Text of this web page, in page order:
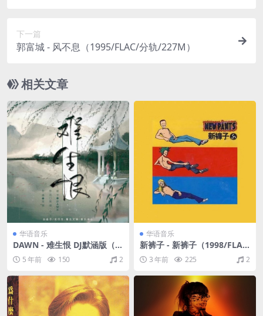
下一篇
郭富城 - 风不息（1995/FLAC/分轨/227M）
相关文章
华语音乐
DAWN - 难生恨 DJ默涵版（Fl
ac/29.9M）
5 年前 150 2
华语音乐
新裤子 - 新裤子（1998/FLA
C/分轨/266M）
3 年前 225 2